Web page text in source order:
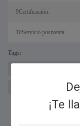
¡Te
9Certificación:
10Servicio postventa:
Tags:
máquina de marcado láser